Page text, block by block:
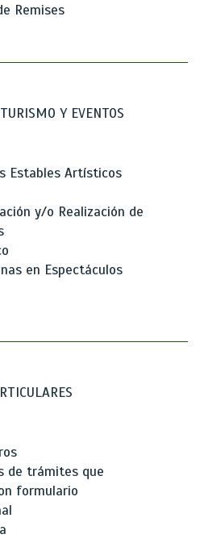
Remises
Y EVENTOS
Estables Artísticos
y/o Realización de
en Espectáculos
de trámites que
formulario